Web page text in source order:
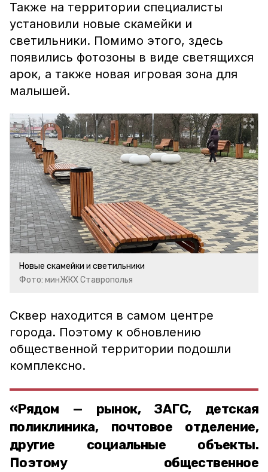
Также на территории специалисты
установили новые скамейки и
светильники. Помимо этого, здесь
появились фотозоны в виде светящихся
арок, а также новая игровая зона для
малышей.
Новые скамейки и светильники
Фото: минЖКХ Ставрополья
Сквер находится в самом центре
города. Поэтому к обновлению
общественной территории подошли
комплексно.
«Рядом — рынок, ЗАГС, детская
поликлиника, почтовое отделение,
другие социальные объекты.
Поэтому общественное